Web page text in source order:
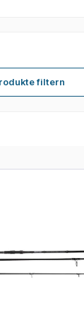
filtern